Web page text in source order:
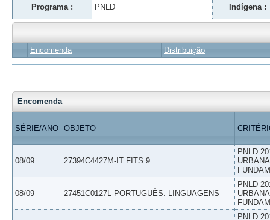
Programa : PNLD Indígena :
Encomenda Distribuição
Encomenda
SÉRIE/ANO OBJETO
08/09 27394C4427M-IT FITS 9
PNLD
08/09 27451C0127L-PORTUGUÊS: LINGUAGENS
PNLD
PNLD